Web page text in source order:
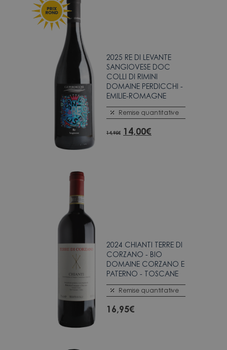
2025 RE DI LEVANTE
SANGIOVESE DOC
COLLI DI RIMINI
DOMAINE PERDICCHI -
EMILIE-ROMAGNE
Remise quantitative
14,95€ 14,00€
2024 CHIANTI TERRE DI
CORZANO - BIO
DOMAINE CORZANO E
PATERNO - TOSCANE
Remise quantitative
16,95€